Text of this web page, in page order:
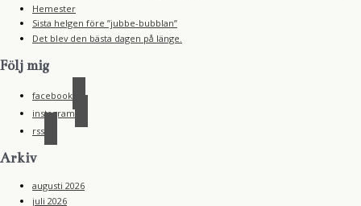
Hemester
Sista helgen före ”jubbe-bubblan”
Det blev den bästa dagen på länge.
Följ mig
facebook
instagram
rss
Arkiv
augusti 2026
juli 2026